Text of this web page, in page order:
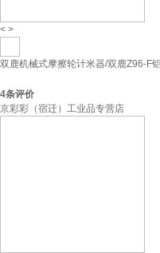
< >
双鹿机械式摩擦轮计米器/双鹿Z96-F
4条评价
京彩彩（宿迁）工业品专营店